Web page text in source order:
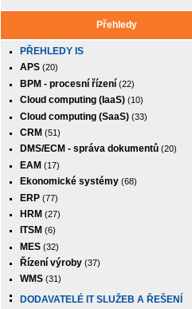
Přehledy
PŘEHLEDY IS
APS (20)
BPM - procesní řízení (22)
Cloud computing (IaaS) (10)
Cloud computing (SaaS) (33)
CRM (51)
DMS/ECM - správa dokumentů (20)
EAM (17)
Ekonomické systémy (68)
ERP (77)
HRM (27)
ITSM (6)
MES (32)
Řízení výroby (37)
WMS (31)
DODAVATELÉ IT SLUŽEB A ŘEŠENÍ